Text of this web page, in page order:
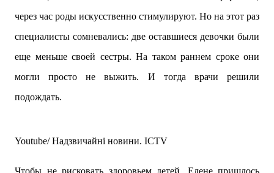
через час роды искусственно стимулируют. Но на этот раз
специалисты сомневались: две оставшиеся девочки были
еще меньше своей сестры. На таком раннем сроке они
могли просто не выжить. И тогда врачи решили
подождать.
Youtube/ Надзвичайні новини. ICTV
Чтобы не рисковать здоровьем детей, Елене пришлось